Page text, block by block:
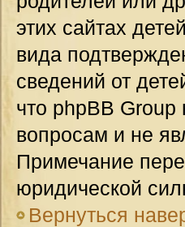
этих сайтах
вида
сведений от
что phpBB
вопросам и не
Примечание
юридической
Вернуться